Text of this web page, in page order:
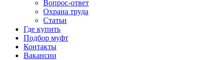
Вопрос-ответ
Охрана труда
Статьи
Где купить
Подбор муфт
Контакты
Вакансии